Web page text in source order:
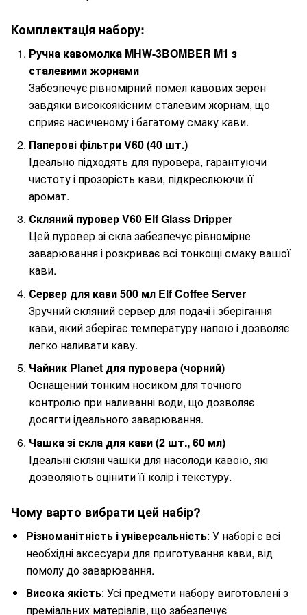
Комплектація набору:
Ручна кавомолка MHW-3BOMBER M1 з
сталевими жорнами
Забезпечує рівномірний помел кавових зерен
завдяки високоякісним сталевим жорнам, що
сприяє насиченому і багатому смаку кави.
Паперові фільтри V60 (40 шт.)
Ідеально підходять для пуровера, гарантуючи
чистоту і прозорість кави, підкреслюючи її
аромат.
Скляний пуровер V60 Elf Glass Dripper
Цей пуровер зі скла забезпечує рівномірне
заварювання і розкриває всі тонкощі смаку вашої
кави.
Сервер для кави 500 мл Elf Coffee Server
Зручний скляний сервер для подачі і зберігання
кави, який зберігає температуру напою і дозволяє
легко наливати каву.
Чайник Planet для пуровера (чорний)
Оснащений тонким носиком для точного
контролю при наливанні води, що дозволяє
досягти ідеального заварювання.
Чашка зі скла для кави (2 шт., 60 мл)
Ідеальні скляні чашки для насолоди кавою, які
дозволяють оцінити її колір і текстуру.
Чому варто вибрати цей набір?
Різноманітність і універсальність: У наборі є всі
необхідні аксесуари для приготування кави, від
помолу до заварювання.
Висока якість: Усі предмети набору виготовлені з
преміальних матеріалів, що забезпечує